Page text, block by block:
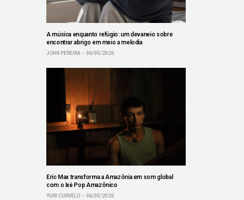
A música enquanto refúgio: um devaneio sobre
encontrar abrigo em meio a melodia
JOHN PEREIRA 06/05/2026
Eric Max transforma a Amazônia em som global
com o Ixé Pop Amazônico
YURI CURVELO 06/05/2026